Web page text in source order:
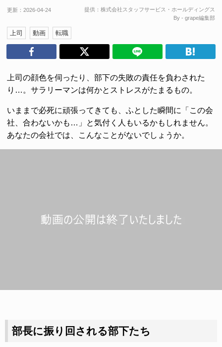
更新： 2026-04-24 提供： 株式会社スタッフサービス・ホールディングス
By - grape編集部
上司 動画 転職
上司の顔色を伺ったり、部下の失敗の責任を負わされた
り…。サラリーマンは何かとストレスがたまるもの。
いままで必死に頑張ってきても、ふとした瞬間に「この会
社、合わないかも…」と気付く人もいるかもしれません。
あなたの会社では、こんなことがないでしょうか。
部長に振り回される部下たち